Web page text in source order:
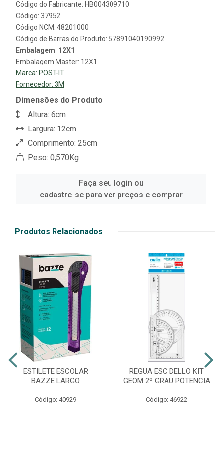
Código do Fabricante: HB004309710
Código: 37952
Código NCM: 48201000
Código de Barras do Produto: 57891040190992
Embalagem: 12X1
Embalagem Master: 12X1
Marca: POST-IT
Fornecedor: 3M
Dimensões do Produto
Altura: 6cm
Largura: 12cm
Comprimento: 25cm
Peso: 0,570Kg
Faça seu login ou
cadastre-se para ver preços e comprar
Produtos Relacionados
ESTILETE ESCOLAR
BAZZE LARGO
Código: 40929
REGUA ESC DELLO KIT
GEOM 2º GRAU POTENCIA
Código: 46922